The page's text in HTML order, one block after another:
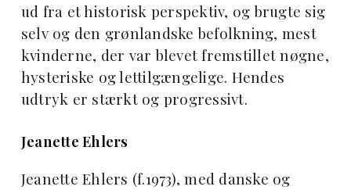
ud fra et historisk perspektiv, og brugte sig
selv og den grønlandske befolkning, mest
kvinderne, der var blevet fremstillet nøgne,
hysteriske og lettilgængelige. Hendes
udtryk er stærkt og progressivt.
Jeanette Ehlers
Jeanette Ehlers (f.1973), med danske og